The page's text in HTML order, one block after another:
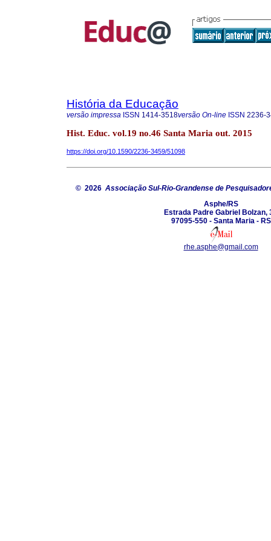
História da Educação
versão impressa ISSN 1414-3518versão On-line ISSN 2236-
Hist. Educ. vol.19 no.46 Santa Maria out. 2015
https://doi.org/10.1590/2236-3459/51098
© 2026 Associação Sul-Rio-Grandense de
Asphe/RS
Estrada Padre Gabriel Bolzan,
97095-550 - Santa Maria - RS
rhe.asphe@gmail.com